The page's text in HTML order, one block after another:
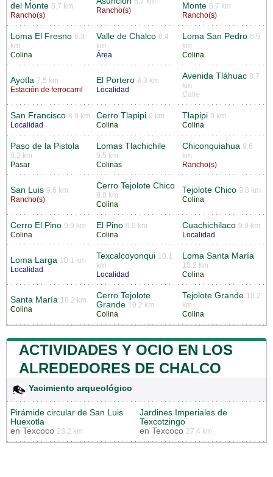
del Monte 5.7 km
Rancho(s)
Rancho(s)
Monte 5.7 km
Rancho(s)
Loma El Fresno 6.3
km
Colina
Valle de Chalco 6.4
km
Área
Loma San Pedro 6.9
km
Colina
Ayotla 7.5 km
Estación de ferrocarril
El Portero 8.3 km
Localidad
Avenida Tláhuac 8.7
km
Calle
San Francisco 8.9 km
Localidad
Cerro Tlapipi 9 km
Colina
Tlapipi 9 km
Colina
Paso de la Pistola
9.2 km
Pasar
Lomas Tlachichile
9.5 km
Colinas
Chiconquiahua 9.6
km
Rancho(s)
San Luis 9.6 km
Rancho(s)
Cerro Tejolote Chico
9.8 km
Colina
Tejolote Chico 9.8 km
Colina
Cerro El Pino 9.9 km
Colina
El Pino 9.9 km
Colina
Cuachichilaco 9.9 km
Localidad
Loma Larga 10.1 km
Localidad
Texcalcoyonqui 10.1
km
Localidad
Loma Santa María
10.2 km
Colina
Santa María 10.2 km
Colina
Cerro Tejolote
Grande 10.2 km
Colina
Tejolote Grande 10.2
km
Colina
ACTIVIDADES Y OCIO EN LOS
ALREDEDORES DE CHALCO
Yacimiento arqueológico
Pirámide circular de San Luis
Huexotla
en Texcoco 23.2 km
Jardines Imperiales de
Texcotzingo
en Texcoco 27.4 km